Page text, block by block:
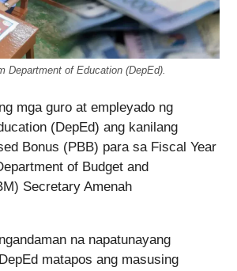
Department of Education (DepEd).
mga guro at empleyado ng
(DepEd) ang kanilang
Bonus (PBB) para sa Fiscal Year
of Budget and
Secretary Amenah
na napatunayang
matapos ang masusing